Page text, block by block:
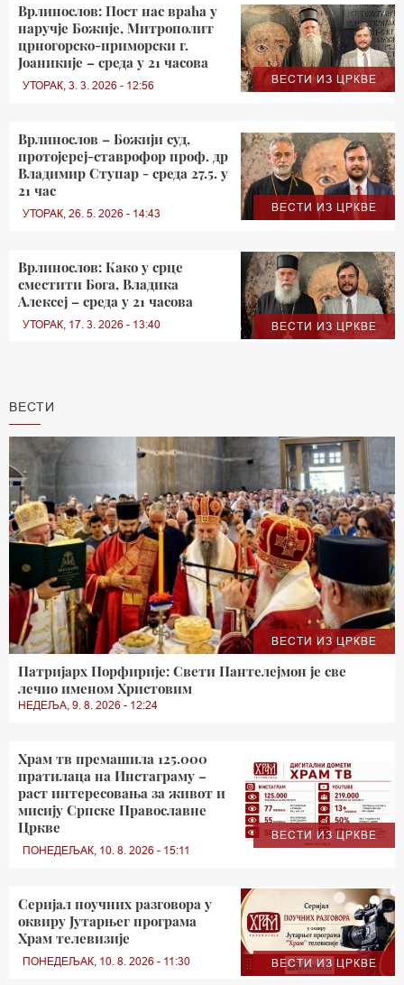
ВЕСТИ ИЗ ЦРКВЕ
Врлинослов: Пост нас враћа у
наручје Божије, Митрополит
црногорско-приморски г.
Јоаникије – среда у 21 часова
УТОРАК, 3. 3. 2026 - 12:56
ВЕСТИ ИЗ ЦРКВЕ
Врлинослов – Божији суд,
протојереј-ставрофор проф. др
Владимир Ступар - среда 27.5. у
21 час
УТОРАК, 26. 5. 2026 - 14:43
ВЕСТИ ИЗ ЦРКВЕ
Врлинослов: Како у срце
сместити Бога, Владика
Алексеј – среда у 21 часова
УТОРАК, 17. 3. 2026 - 13:40
ВЕСТИ
ВЕСТИ ИЗ ЦРКВЕ
Патријарх Порфирије: Свети Пантелејмон је све
лечио именом Христовим
НЕДЕЉА, 9. 8. 2026 - 12:24
ВЕСТИ ИЗ ЦРКВЕ
Храм тв премашила 125.000
пратилаца на Инстаграму –
раст интересовања за живот и
мисију Српске Православне
Цркве
ПОНЕДЕЉАК, 10. 8. 2026 - 15:11
ВЕСТИ ИЗ ЦРКВЕ
Серијал поучних разговора у
оквиру Јутарњег програма
Храм телевизије
ПОНЕДЕЉАК, 10. 8. 2026 - 11:30